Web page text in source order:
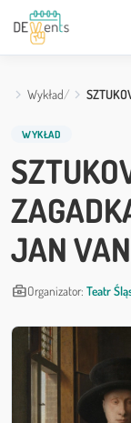
Wykład
WYKŁAD
JAN
business_centerOrganizator: Teatr